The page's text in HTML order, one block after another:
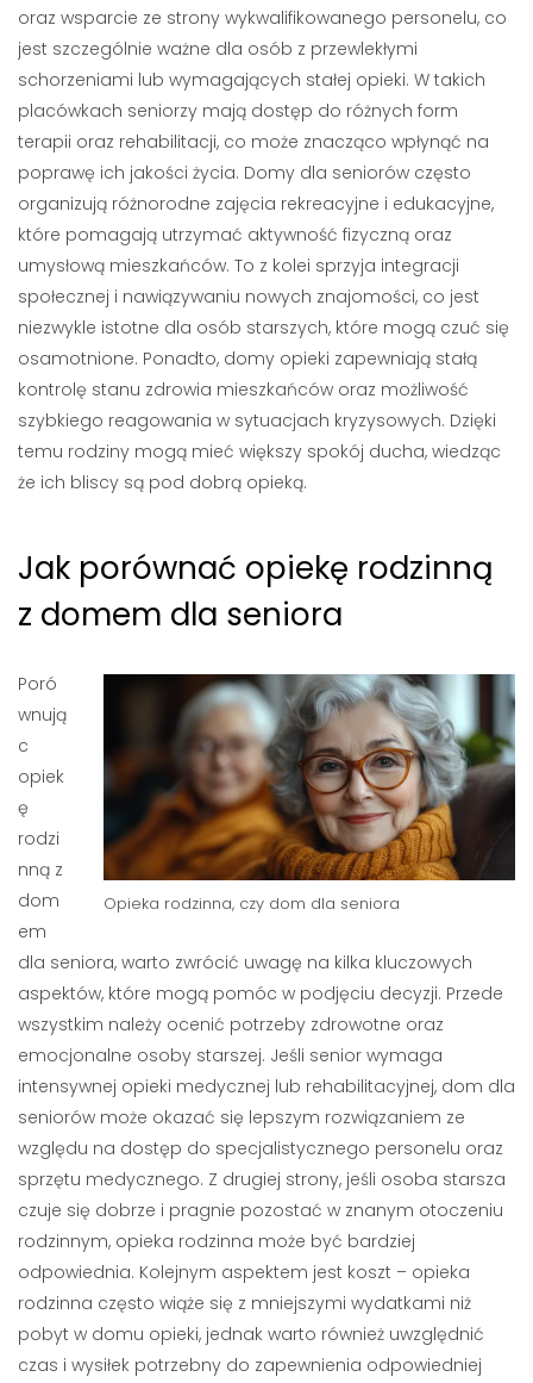
oraz wsparcie ze strony wykwalifikowanego personelu, co
jest szczególnie ważne dla osób z przewlekłymi
schorzeniami lub wymagających stałej opieki. W takich
placówkach seniorzy mają dostęp do różnych form
terapii oraz rehabilitacji, co może znacząco wpłynąć na
poprawę ich jakości życia. Domy dla seniorów często
organizują różnorodne zajęcia rekreacyjne i edukacyjne,
które pomagają utrzymać aktywność fizyczną oraz
umysłową mieszkańców. To z kolei sprzyja integracji
społecznej i nawiązywaniu nowych znajomości, co jest
niezwykle istotne dla osób starszych, które mogą czuć się
osamotnione. Ponadto, domy opieki zapewniają stałą
kontrolę stanu zdrowia mieszkańców oraz możliwość
szybkiego reagowania w sytuacjach kryzysowych. Dzięki
temu rodziny mogą mieć większy spokój ducha, wiedząc
że ich bliscy są pod dobrą opieką.
Jak porównać opiekę rodzinną
z domem dla seniora
Opieka rodzinna, czy dom dla seniora
Poró
wnują
c
opiek
ę
rodzi
nną z
dom
em
dla seniora, warto zwrócić uwagę na kilka kluczowych
aspektów, które mogą pomóc w podjęciu decyzji. Przede
wszystkim należy ocenić potrzeby zdrowotne oraz
emocjonalne osoby starszej. Jeśli senior wymaga
intensywnej opieki medycznej lub rehabilitacyjnej, dom dla
seniorów może okazać się lepszym rozwiązaniem ze
względu na dostęp do specjalistycznego personelu oraz
sprzętu medycznego. Z drugiej strony, jeśli osoba starsza
czuje się dobrze i pragnie pozostać w znanym otoczeniu
rodzinnym, opieka rodzinna może być bardziej
odpowiednia. Kolejnym aspektem jest koszt – opieka
rodzinna często wiąże się z mniejszymi wydatkami niż
pobyt w domu opieki, jednak warto również uwzględnić
czas i wysiłek potrzebny do zapewnienia odpowiedniej